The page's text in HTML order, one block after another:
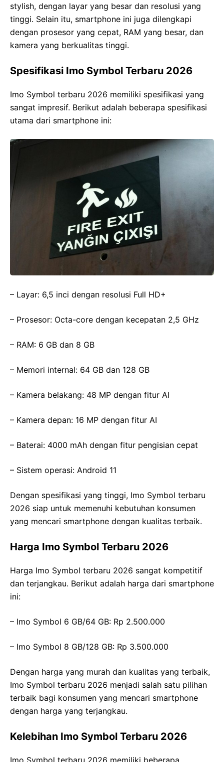
stylish, dengan layar yang besar dan resolusi yang
tinggi. Selain itu, smartphone ini juga dilengkapi
dengan prosesor yang cepat, RAM yang besar, dan
kamera yang berkualitas tinggi.
Spesifikasi Imo Symbol Terbaru 2026
Imo Symbol terbaru 2026 memiliki spesifikasi yang
sangat impresif. Berikut adalah beberapa spesifikasi
utama dari smartphone ini:
– Layar: 6,5 inci dengan resolusi Full HD+
– Prosesor: Octa-core dengan kecepatan 2,5 GHz
– RAM: 6 GB dan 8 GB
– Memori internal: 64 GB dan 128 GB
– Kamera belakang: 48 MP dengan fitur AI
– Kamera depan: 16 MP dengan fitur AI
– Baterai: 4000 mAh dengan fitur pengisian cepat
– Sistem operasi: Android 11
Dengan spesifikasi yang tinggi, Imo Symbol terbaru
2026 siap untuk memenuhi kebutuhan konsumen
yang mencari smartphone dengan kualitas terbaik.
Harga Imo Symbol Terbaru 2026
Harga Imo Symbol terbaru 2026 sangat kompetitif
dan terjangkau. Berikut adalah harga dari smartphone
ini:
– Imo Symbol 6 GB/64 GB: Rp 2.500.000
– Imo Symbol 8 GB/128 GB: Rp 3.500.000
Dengan harga yang murah dan kualitas yang terbaik,
Imo Symbol terbaru 2026 menjadi salah satu pilihan
terbaik bagi konsumen yang mencari smartphone
dengan harga yang terjangkau.
Kelebihan Imo Symbol Terbaru 2026
Imo Symbol terbaru 2026 memiliki beberapa